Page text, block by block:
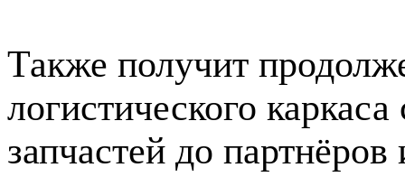
Также получит
логистического
запчастей до